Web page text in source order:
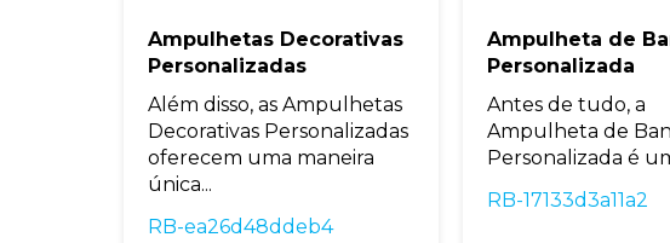
Ampulhetas Decorativas
Personalizadas
Além disso, as Ampulhetas
Decorativas Personalizadas
oferecem uma maneira
única...
RB-ea26d48ddeb4
Ampulheta de
Personalizada
Antes de tudo, a
Ampulheta de
Personalizada é
RB-17133d3a11a2